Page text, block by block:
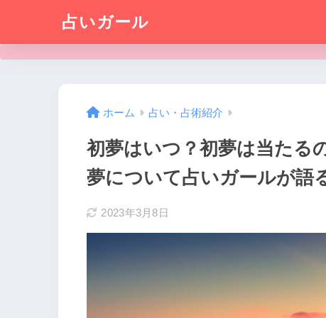
占いガール
ホーム 占い・占術紹介
初夢はいつ？初夢は当たる
夢について占いガールが語
2023年3月8日